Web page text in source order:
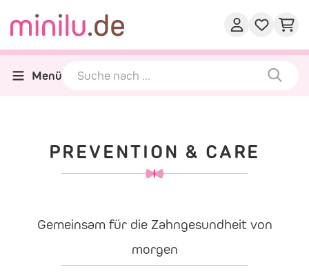
Menü
PREVENTION & CARE
Gemeinsam für die Zahngesundheit von
morgen